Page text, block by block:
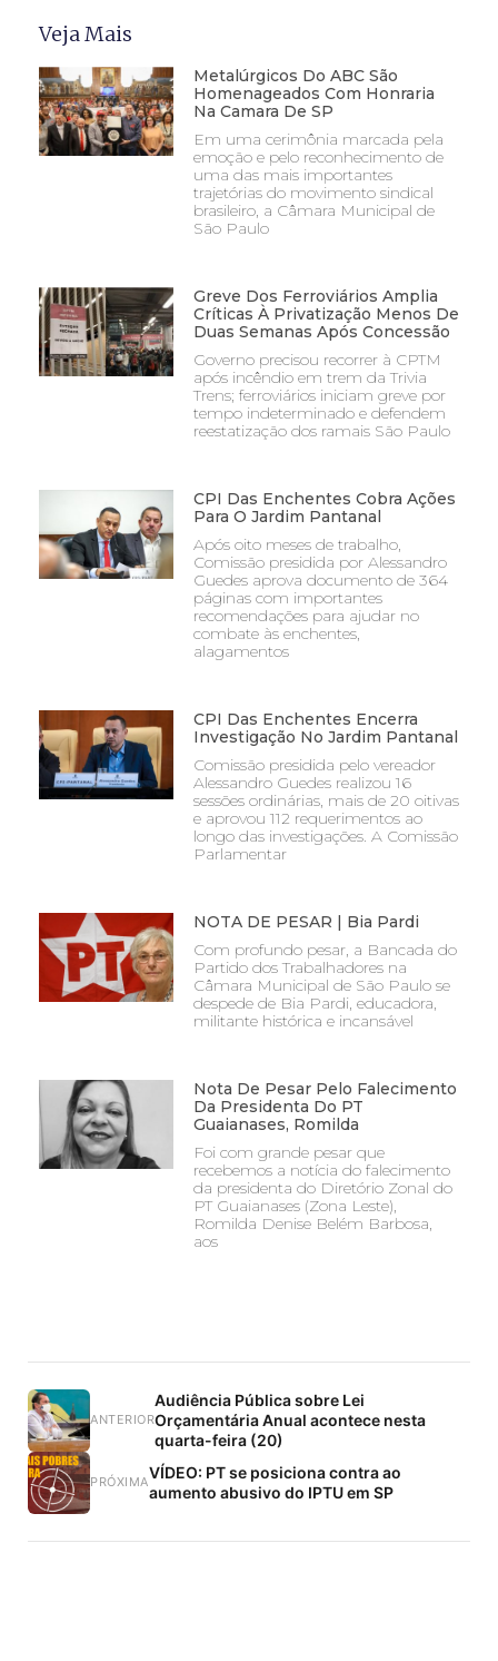
Veja Mais
Metalúrgicos Do ABC São
Homenageados Com Honraria
Na Camara De SP
Em uma cerimônia marcada pela
emoção e pelo reconhecimento de
uma das mais importantes
trajetórias do movimento sindical
brasileiro, a Câmara Municipal de
São Paulo
Greve Dos Ferroviários Amplia
Críticas À Privatização Menos De
Duas Semanas Após Concessão
Governo precisou recorrer à CPTM
após incêndio em trem da Trivia
Trens; ferroviários iniciam greve por
tempo indeterminado e defendem
reestatização dos ramais São Paulo
CPI Das Enchentes Cobra Ações
Para O Jardim Pantanal
Após oito meses de trabalho,
Comissão presidida por Alessandro
Guedes aprova documento de 364
páginas com importantes
recomendações para ajudar no
combate às enchentes,
alagamentos
CPI Das Enchentes Encerra
Investigação No Jardim Pantanal
Comissão presidida pelo vereador
Alessandro Guedes realizou 16
sessões ordinárias, mais de 20 oitivas
e aprovou 112 requerimentos ao
longo das investigações. A Comissão
Parlamentar
NOTA DE PESAR | Bia Pardi
Com profundo pesar, a Bancada do
Partido dos Trabalhadores na
Câmara Municipal de São Paulo se
despede de Bia Pardi, educadora,
militante histórica e incansável
Nota De Pesar Pelo Falecimento
Da Presidenta Do PT
Guaianases, Romilda
Foi com grande pesar que
recebemos a notícia do falecimento
da presidenta do Diretório Zonal do
PT Guaianases (Zona Leste),
Romilda Denise Belém Barbosa,
aos
ANTERIOR
Audiência Pública sobre Lei
Orçamentária Anual acontece nesta
quarta-feira (20)
PRÓXIMAVÍDEO: PT se posiciona contra ao
aumento abusivo do IPTU em SP